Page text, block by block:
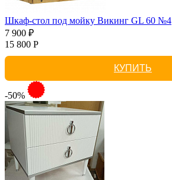
Шкаф-стол под мойку Викинг GL 60 №4
7 900 ₽
15 800 Р
КУПИТЬ
-50%